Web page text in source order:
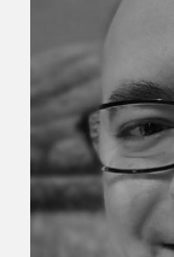
Le Salon
> SLM Pro